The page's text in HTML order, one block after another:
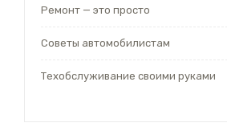
Ремонт — это просто
Советы автомобилистам
Техобслуживание своими руками